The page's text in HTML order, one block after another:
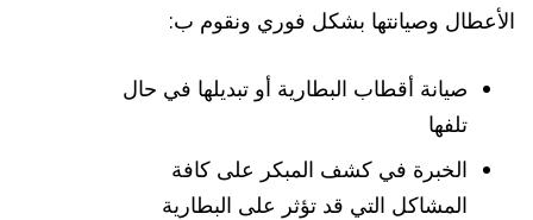
الأعطال وصيانتها بشكل فوري ونقوم ب:
صيانة أقطاب البطارية أو تبديلها في حال
تلفها
الخبرة في كشف المبكر على كافة
المشاكل التي قد تؤثر على البطارية